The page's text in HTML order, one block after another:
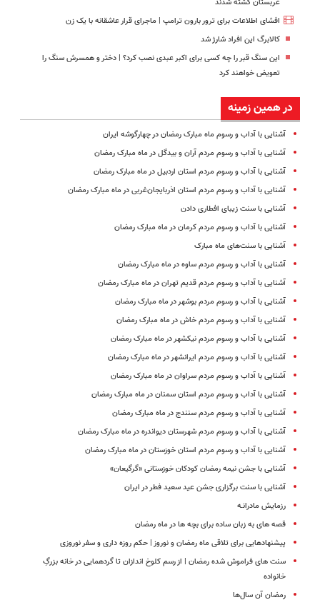
عربستان کشته شدند
افشای اطلاعات برای ترور بارون ترامپ | ماجرای قرار عاشقانه با یک زن
کالابرگ این افراد شارژ شد
این سنگ قبر را چه کسی برای اکبر عبدی نصب کرد؟ | دختر و همسرش سنگ را
تعویض خواهند کرد
در همین زمینه
آشنایی با آداب و رسوم ماه مبارک رمضان در چهارگوشه ایران
آشنایی با آداب و رسوم مردم آران و بیدگل در ماه مبارک رمضان
آشنایی با آداب و رسوم مردم استان اردبیل در ماه مبارک رمضان
آشنایی با آداب و رسوم مردم استان اذربایجان‌غربی در ماه مبارک رمضان
آشنایی با سنت زیبای افطاری دادن
آشنایی با آداب و رسوم مردم کرمان در ماه مبارک رمضان
آشنایی با سنت‌های ماه مبارک
آشنایی با آداب و رسوم مردم ساوه در ماه مبارک رمضان
آشنایی با آداب و رسوم مردم قدیم تهران در ماه مبارک رمضان
آشنایی با آداب و رسوم مردم بوشهر در ماه مبارک رمضان
آشنایی با آداب و رسوم مردم خاش در ماه مبارک رمضان
آشنایی با آداب و رسوم مردم نیکشهر در ماه مبارک رمضان
آشنایی با آداب و رسوم مردم ایرانشهر در ماه مبارک رمضان
آشنایی با آداب و رسوم مردم سراوان در ماه مبارک رمضان
آشنایی با آداب و رسوم مردم استان سمنان در ماه مبارک رمضان
آشنایی با آداب و رسوم مردم سنندج در ماه مبارک رمضان
آشنایی با آداب و رسوم مردم شهرستان دیواندره در ماه مبارک رمضان
آشنایی با آداب و رسوم مردم استان خوزستان در ماه مبارک رمضان
آشنایی با جشن نیمه رمضان کودکان خوزستانی «گرگیعان»
آشنایی با سنت برگزاری جشن عید سعید فطر در ایران
رزمایش مادرانـه
قصه های به زبان ساده برای بچه ها در ماه رمضان
پیشنهادهایی برای تلاقی ماه رمضان و نوروز | حکم روزه داری و سفر نوروزی
سنت‌ های فراموش‌ شده رمضان | از رسم کلوخ‌ اندازان تا گردهمایی در خانه بزرگِ
خانواده
رمضان آن سال‌ها